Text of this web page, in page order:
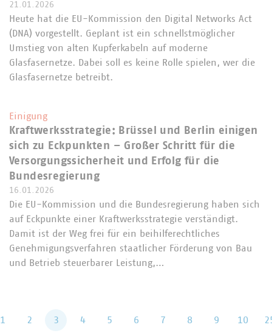
21.01.2026
Heute hat die EU-Kommission den Digital Networks Act
(DNA) vorgestellt. Geplant ist ein schnellstmöglicher
Umstieg von alten Kupferkabeln auf moderne
Glasfasernetze. Dabei soll es keine Rolle spielen, wer die
Glasfasernetze betreibt.
Einigung
Kraftwerksstrategie: Brüssel und Berlin einigen
sich zu Eckpunkten – Großer Schritt für die
Versorgungssicherheit und Erfolg für die
Bundesregierung
16.01.2026
Die EU-Kommission und die Bundesregierung haben sich
auf Eckpunkte einer Kraftwerksstrategie verständigt.
Damit ist der Weg frei für ein beihilferechtliches
Genehmigungsverfahren staatlicher Förderung von Bau
und Betrieb steuerbarer Leistung,…
1 2 3 4 5 6 7 8 9 10